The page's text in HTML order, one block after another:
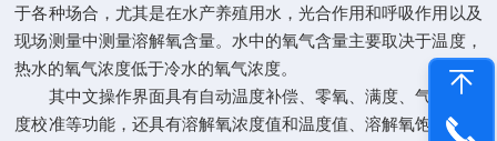
于各种场合，尤其是在水产养殖用水，光合作用和呼吸作用以及
现场测量中测量溶解氧含量。水中的氧气含量主要取决于温度，
热水的氧气浓度低于冷水的氧气浓度。
其中文操作界面具有自动温度补偿、零氧、满度、气压和盐
度校准等功能，还具有溶解氧浓度值和温度值、溶解氧饱和度值